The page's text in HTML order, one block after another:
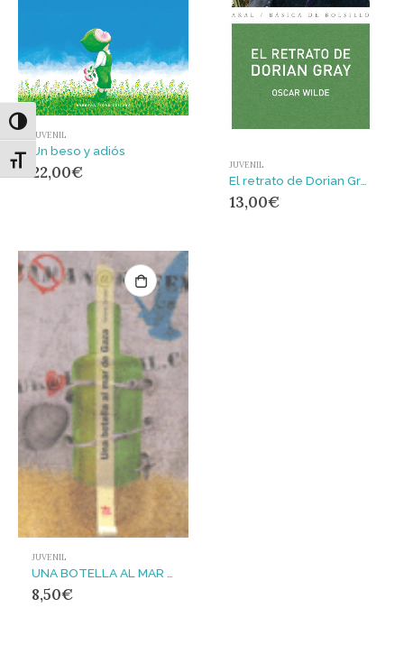
Alternar alto contraste
Alternar tamaño de letra
JUVENIL
Un beso y adiós
22,00€ JUVENIL
13,00€
JUVENIL
8,50€